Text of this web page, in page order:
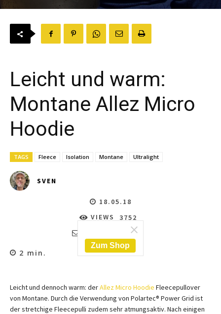
Leicht und warm:
Montane Allez Micro
Hoodie
TAGS Fleece Isolation Montane Ultralight
SVEN
18.05.18
VIEWS
3752
KOMMENTARE
2 min.
Leicht und dennoch warm: derAllez Micro Hoodie Fleecepullover
von Montane. Durch die Verwendung von Polartec® Power Grid ist
der stretchige Fleecepulli zudem sehr atmungsaktiv. Nach einigen
Zum Shop